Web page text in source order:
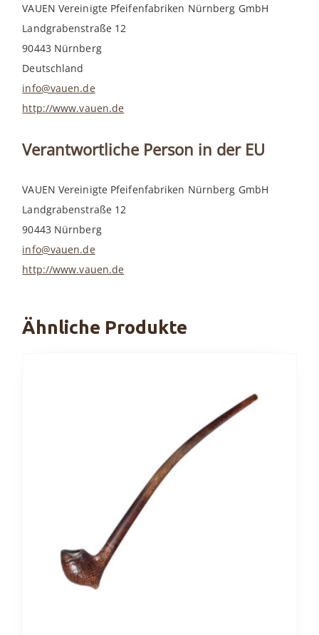
VAUEN Vereinigte Pfeifenfabriken Nürnberg GmbH
Landgrabenstraße 12
90443 Nürnberg
Deutschland
info@vauen.de
http://www.vauen.de
Verantwortliche Person in der EU
VAUEN Vereinigte Pfeifenfabriken Nürnberg GmbH
Landgrabenstraße 12
90443 Nürnberg
info@vauen.de
http://www.vauen.de
Ähnliche Produkte